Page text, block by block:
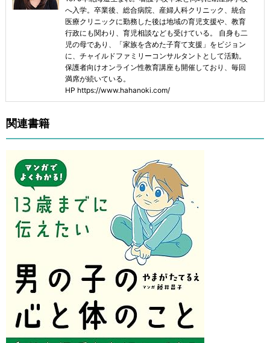
へ入学。卒業後、総合病院、産婦人科クリニック、統合
医療クリニックに勤務した後は地域の育児支援や、教育
行政にも関わり、育児相談なども受けている。 自身も二
児の母であり、「家族を含めた子育て支援」をビジョン
に、チャイルドファミリーコンサルタントとして活動。
保護者向けオンライン性教育講座も開催しており、毎回
満席が続いている。
HP https://www.hahanoki.com/
関連書籍